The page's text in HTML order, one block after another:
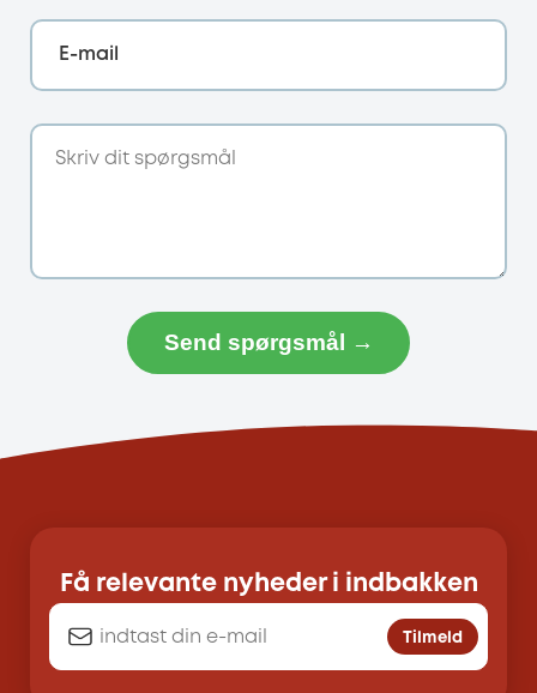
E-mail
Send spørgsmål →
Få relevante nyheder i indbakken
Tilmeld